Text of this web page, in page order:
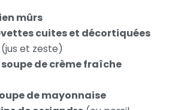
mûrs
cuites et décortiquées
(jus et zeste)
de crème fraîche
de mayonnaise